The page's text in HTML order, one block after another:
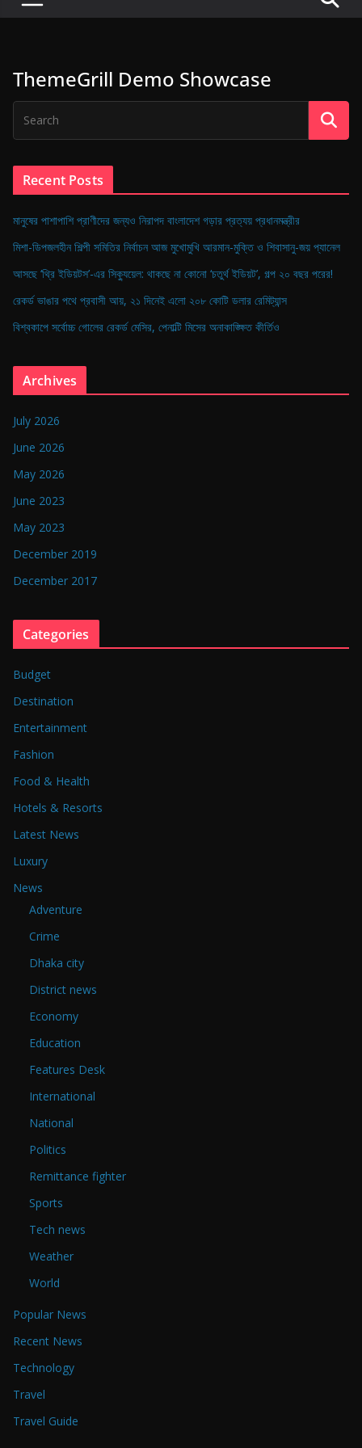
s
e
f
D
i
g
a
l
B
n
g
ThemeGrill Demo Showcase
Recent Posts
মানুষের পাশাপাশি প্রাণীদের জন্যও নিরাপদ বাংলাদেশ গড়ার প্রত্যয় প্রধানমন্ত্রীর
মিশা-ডিপজলহীন শিল্পী সমিতির নির্বাচন আজ মুখোমুখি আরমান-মুক্তি ও শিবাসানু-জয় প্যানেল
আসছে ‘থ্রি ইডিয়টস’-এর সিক্যুয়েল: থাকছে না কোনো ‘চতুর্থ ইডিয়ট’, গল্প ২০ বছর পরের!
রেকর্ড ভাঙার পথে প্রবাসী আয়, ২১ দিনেই এলো ২০৮ কোটি ডলার রেমিট্যান্স
বিশ্বকাপে সর্বোচ্চ গোলের রেকর্ড মেসির, পেনাল্টি মিসের অনাকাঙ্ক্ষিত কীর্তিও
Archives
July 2026
June 2026
May 2026
June 2023
May 2023
December 2019
December 2017
Categories
Budget
Destination
Entertainment
Fashion
Food & Health
Hotels & Resorts
Latest News
Luxury
News
Adventure
Crime
Dhaka city
District news
Economy
Education
Features Desk
International
National
Politics
Remittance fighter
Sports
Tech news
Weather
World
Popular News
Recent News
Technology
Travel
Travel Guide